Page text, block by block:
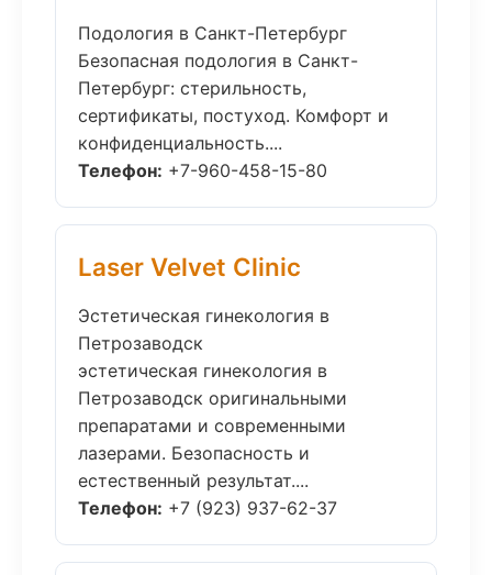
Подология в Санкт-Петербург
Безопасная подология в Санкт-
Петербург: стерильность,
сертификаты, постуход. Комфорт и
конфиденциальность....
Телефон: +7-960-458-15-80
Laser Velvet Clinic
Эстетическая гинекология в
Петрозаводск
эстетическая гинекология в
Петрозаводск оригинальными
препаратами и современными
лазерами. Безопасность и
естественный результат....
Телефон: +7 (923) 937-62-37